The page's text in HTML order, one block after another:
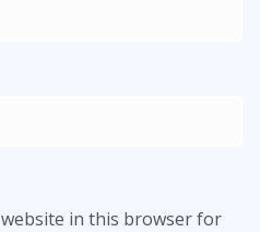
website in this browser for